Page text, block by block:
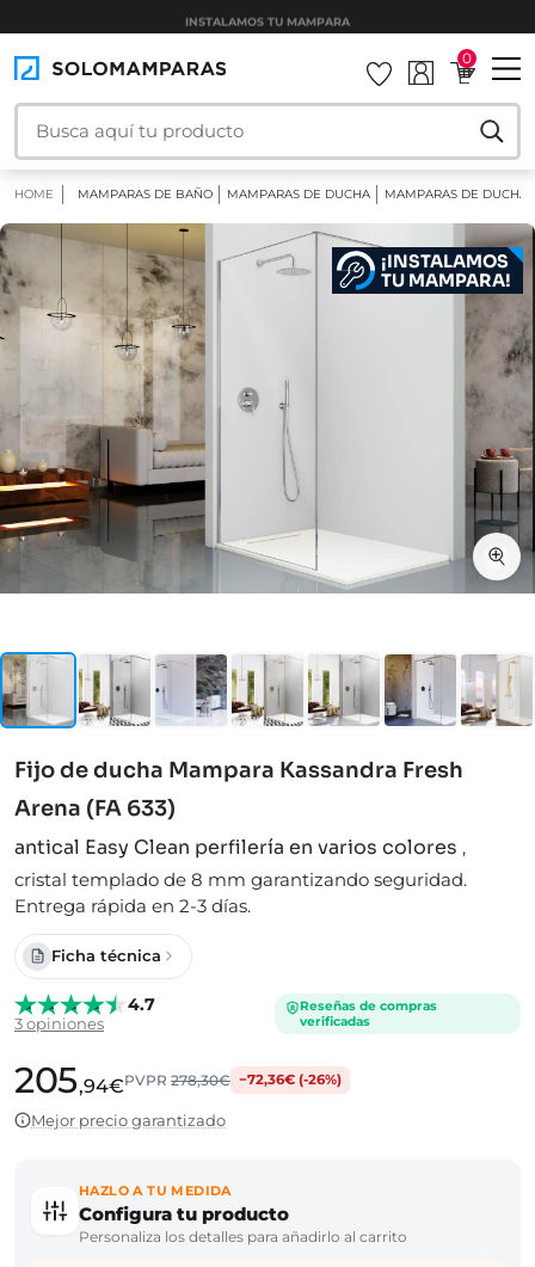
INSTALAMOS TU MAMPARA
0
HOME MAMPARAS DE BAÑO MAMPARAS DE DUCHA MAMPARAS DE DUCHA
¡INSTALAMOS
TU MAMPARA!
Fijo de ducha Mampara Kassandra Fresh
Arena (FA 633)
antical Easy Clean perfilería en varios colores ,
cristal templado de 8 mm garantizando seguridad.
Entrega rápida en 2-3 días.
Ficha técnica
4.7
3 opiniones
Reseñas de compras
verificadas
205,94€PVPR278,30€ −72,36€ (-26%)
Mejor precio garantizado
HAZLO A TU MEDIDA
Configura tu producto
Personaliza los detalles para añadirlo al carrito